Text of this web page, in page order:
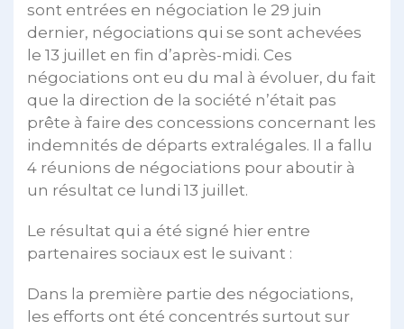
sont entrées en négociation le 29 juin
dernier, négociations qui se sont achevées
le 13 juillet en fin d’après-midi. Ces
négociations ont eu du mal à évoluer, du fait
que la direction de la société n’était pas
prête à faire des concessions concernant les
indemnités de départs extralégales. Il a fallu
4 réunions de négociations pour aboutir à
un résultat ce lundi 13 juillet.
Le résultat qui a été signé hier entre
partenaires sociaux est le suivant :
Dans la première partie des négociations,
les efforts ont été concentrés surtout sur